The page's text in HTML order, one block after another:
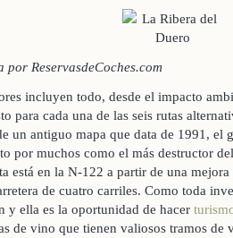
por ReservasdeCoches.com
incluyen todo, desde el impacto
para cada una de las seis rutas
un antiguo mapa que data de 1991,
por muchos como el más destructor
está en la N-122 a partir de una
de cuatro carriles. Como toda
y ella es la oportunidad de hacer
de vino que tienen valiosos tramos de